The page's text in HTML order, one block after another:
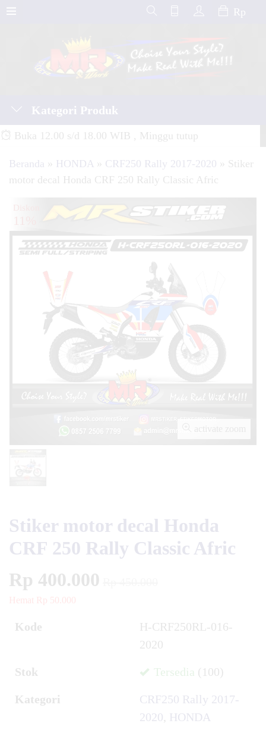
Rp
Kategori Produk
Buka 12.00 s/d 18.00 WIB , Minggu tutup
Beranda » HONDA » CRF250 Rally 2017-2020 » Stiker
motor decal Honda CRF 250 Rally Classic Afric
activate zoom
Stiker motor decal Honda
CRF 250 Rally Classic Afric
Rp 400.000
Hemat Rp 50.000
Kode
H-CRF250RL-016-
2020
Stok Tersedia (100)
Kategori
CRF250 Rally 2017-
2020, HONDA